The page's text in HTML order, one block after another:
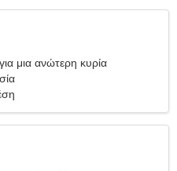
μια ανώτερη κυρία